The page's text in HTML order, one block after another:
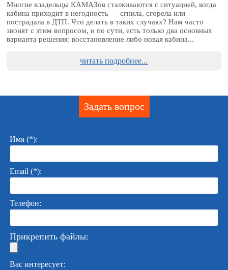
Многие владельцы КАМАЗов сталкиваются с ситуацией, когда
кабина приходит в негодность — сгнила, сгорела или
пострадала в ДТП. Что делать в таких случаях? Нам часто
звонят с этим вопросом, и по сути, есть только два основных
варианта решения: восстановление либо новая кабина...
читать подробнее...
Задать вопрос
Имя (*):
Email (*):
Телефон:
Прикрепить файлы:
Вас интересует: